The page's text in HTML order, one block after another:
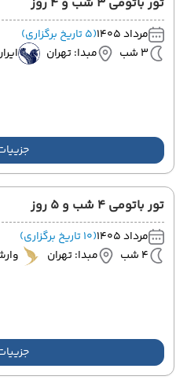
مرداد 1405
(5 تاریخ برگزاری)
3 شب
مبدا: تهران
تور باتومی 4 شب و 5 روز
مرداد 1405
(10 تاریخ برگزاری)
4 شب
مبدا: تهران